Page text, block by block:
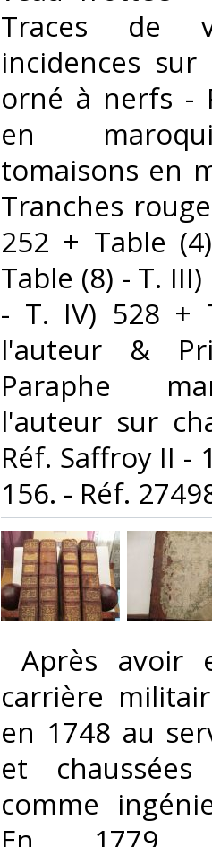
Traces de
incidences
orné à nerfs -
en
tomaisons en
Tranches
252 + Table
Table (8) - T.
- T. IV) 528 +
l'auteur &
Paraphe
l'auteur sur
Réf. Saffroy II -
156. - Réf.
Après avoir
carrière
en 1748 au
et
comme